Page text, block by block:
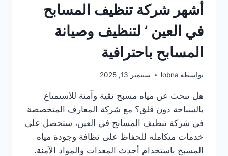
أشهر شركة تنظيف المسابح
في العين ’ لتنظيف وصيانة
المسابح باحترافية
بواسطة lobna سبتمبر 13, 2025
هل تبحث عن مياه مسبح نقية وآمنة للاستمتاع
بالسباحة دون قلق؟ مع شركة المعارف المتخصصة
في شركة تنظيف المسابح في العين، ستحصل على
خدمات متكاملة للحفاظ على نظافة وجودة مياه
المسبح باستخدام أحدث المعدات والمواد الآمنة.